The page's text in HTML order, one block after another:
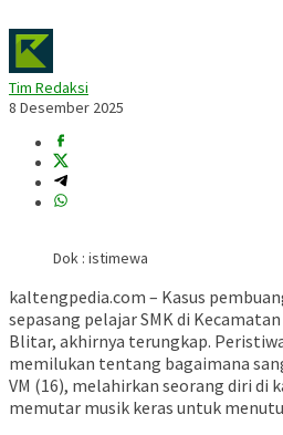
Tim Redaksi
8 Desember 2025
Dok : istimewa
kaltengpedia.com – Kasus
sepasang pelajar SMK di
Blitar, akhirnya terungkap.
memilukan tentang bagaimana
VM (16), melahirkan seorang diri di
memutar musik keras untuk